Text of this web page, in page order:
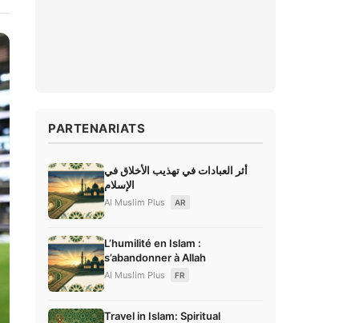
PARTENARIATS
أثر العبادات في تهذيب الأخلاق في
الإسلام
Al Muslim Plus AR
L’humilité en Islam :
s’abandonner à Allah
Al Muslim Plus FR
Travel in Islam: Spiritual